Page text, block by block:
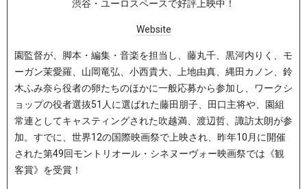
渋谷・ユーロスペースで好評上映中！
Website
園監督が、脚本・編集・音楽を担当し、藤丸千、黒河内りく、モ
ーガン茉愛羅、山岡竜弘、小西貴大、上地由真、縄田カノン、鈴
木ふみ奈ら役者の卵たちのほかに一般応募から参加し、ワークシ
ョップの役者選抜51人に選ばれた藤田朋子、田口主将や、園組
常連としてキャスティングされた吹越満、渡辺哲、諏訪太朗が参
加。すでに、世界12の国際映画祭で上映され、昨年10月に開催
された第49回モントリオール・シネヌーヴォー映画祭では《観
客賞》を受賞！